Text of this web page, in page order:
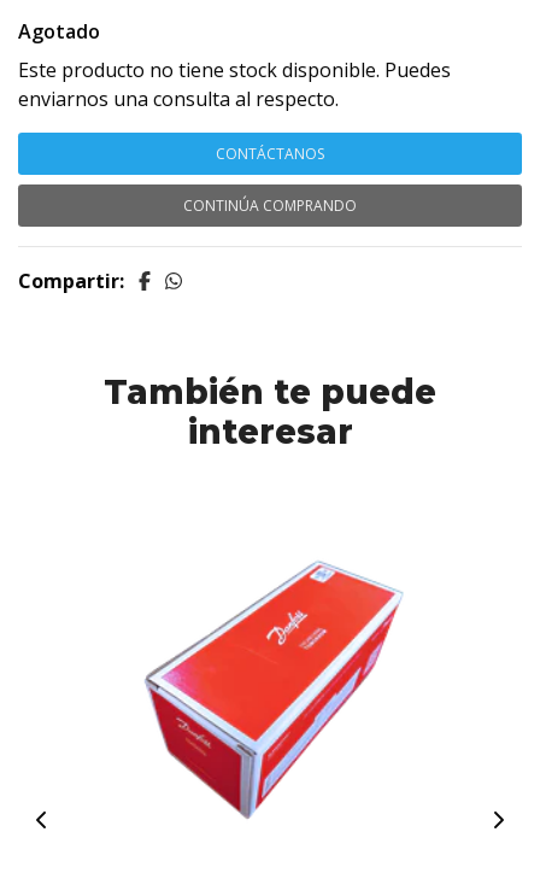
Agotado
Este producto no tiene stock disponible. Puedes
enviarnos una consulta al respecto.
CONTÁCTANOS
CONTINÚA COMPRANDO
Compartir:
También te puede
interesar